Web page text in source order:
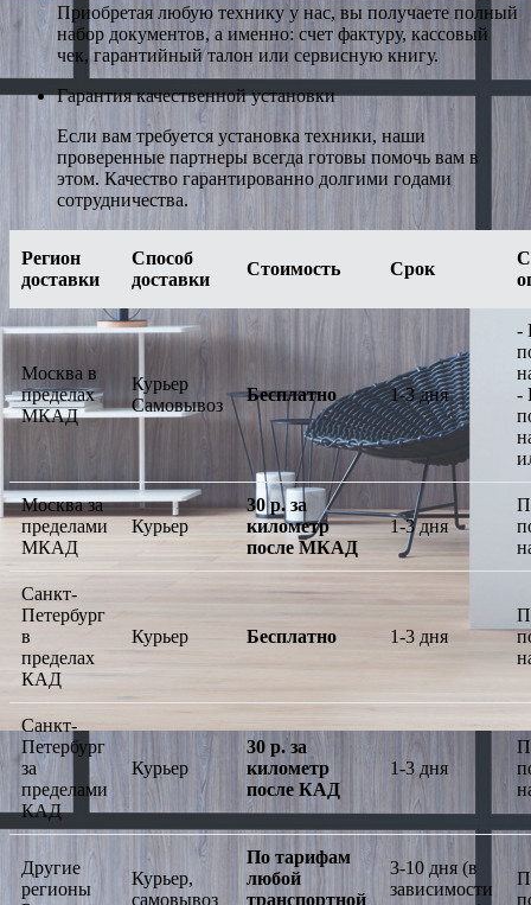
Приобретая любую технику у нас, вы получаете полный
набор документов, а именно: счет фактуру, кассовый
чек, гарантийный талон или сервисную книгу.
Гарантия качественной установки
Если вам требуется установка техники, наши
проверенные партнеры всегда готовы помочь вам в
этом. Качество гарантированно долгими годами
сотрудничества.
Регион
доставки
Способ
доставки
Стоимость Срок
Москва в
пределах
МКАД
Курьер
Самовывоз
Бесплатно 1-3 дня
-
-
Москва за
пределами
МКАД
Курьер
30 р. за
километр
после МКАД
1-3 дня
Санкт-
Петербург
в
пределах
КАД
Курьер Бесплатно 1-3 дня
Санкт-
Петербург
за
пределами
КАД
Курьер
30 р. за
километр
после КАД
1-3 дня
Другие
регионы
Курьер,
самовывоз
По тарифам
любой
транспортной
3-10 дня (в
зависимости